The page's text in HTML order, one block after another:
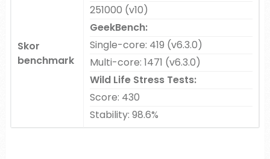
Skor
benchmark
251000 (v10)
GeekBench:
Single-core: 419 (v6.3.0)
Multi-core: 1471 (v6.3.0)
Wild Life Stress Tests:
Score: 430
Stability: 98.6%